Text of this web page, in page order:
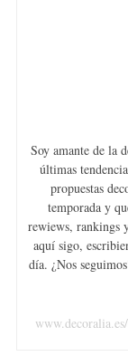
Soy amante de la
últimas
propuestas
temporada y
rewiews, rankings
aquí sigo,
día. ¿Nos